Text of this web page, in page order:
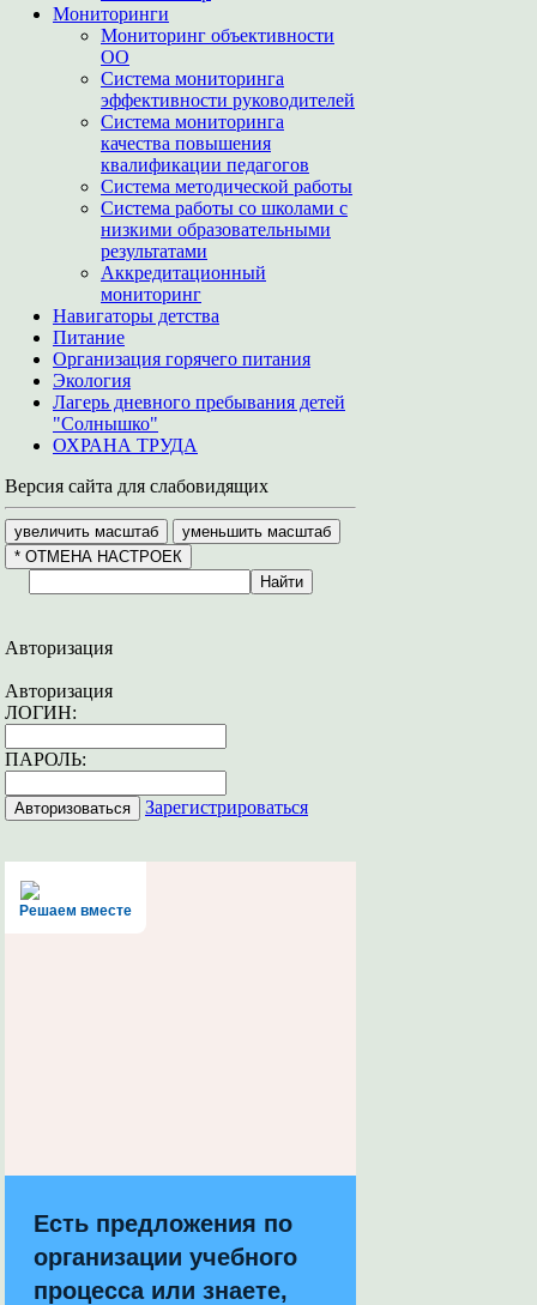
Мониторинги
Мониторинг объективности
ОО
Система мониторинга
эффективности руководителей
Система мониторинга
качества повышения
квалификации педагогов
Система методической работы
Система работы со школами с
низкими образовательными
результатами
Аккредитационный
мониторинг
Навигаторы детства
Питание
Организация горячего питания
Экология
Лагерь дневного пребывания детей
"Солнышко"
ОХРАНА ТРУДА
Версия сайта для слабовидящих
Авторизация
Авторизация
ЛОГИН:
ПАРОЛЬ:
Зарегистрироваться
Решаем вместе
Есть предложения по
организации учебного
процесса или знаете,